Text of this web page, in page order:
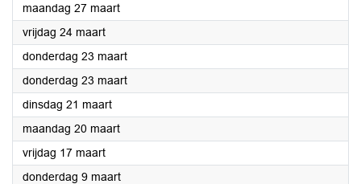
maandag 27 maart2023
vrijdag 24 maart2023
donderdag 23 maart2023
donderdag 23 maart2023
dinsdag 21 maart2023
maandag 20 maart2023
vrijdag 17 maart2023
donderdag 9 maart2023